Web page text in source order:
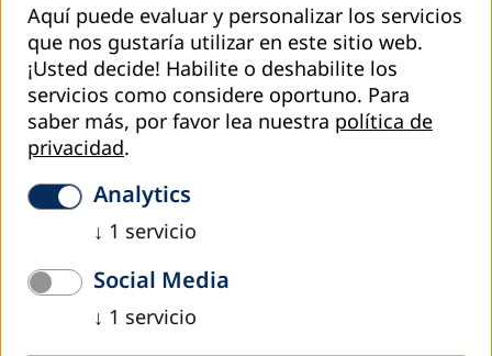
educación de artesanos del país
El Instituto Nacional para la Educación de los Adultos
(INEA) y el Fondo Nacional para el Fomento de las
Artesanías (Fonart) firmaron un convenio para fortalecer la
alfabetización, educación bilingüe y conclusión del nivel
primaria y secundaria de los artesanos del país.
Leer nota completa.
to overview
Aquí puede evaluar y personalizar los servicios
que nos gustaría utilizar en este sitio web.
¡Usted decide! Habilite o deshabilite los
servicios como considere oportuno. Para
saber más, por favor lea nuestra política de
privacidad.
Analytics
↓ 1 servicio
Social Media
↓ 1 servicio